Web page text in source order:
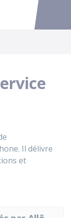
Accéder
Il délivre
et